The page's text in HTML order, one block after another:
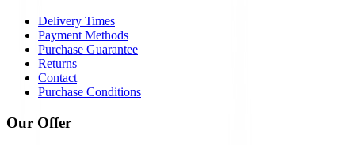
Delivery Times
Payment Methods
Purchase Guarantee
Returns
Contact
Purchase Conditions
Our Offer